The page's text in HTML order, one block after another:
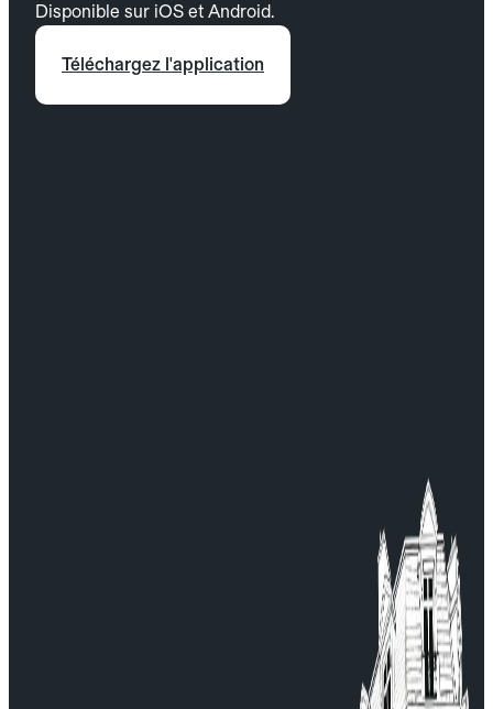
Disponible sur iOS et Android.
Téléchargez l'application